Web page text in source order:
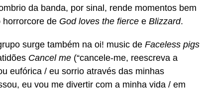
da banda, por sinal, rende momentos bem
horrorcore de God loves the fierce e Blizzard.
surge também na oi! music de Faceless pigs
Cancel me (“cancele-me, reescreva a
eufórica / eu sorrio através das minhas
eu vou me divertir com a minha vida / em